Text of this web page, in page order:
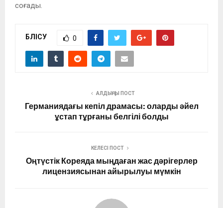
соғады.
БӨЛІСУ 0
АЛДЫҢҒЫ ПОСТ
Германиядағы кепіл драмасы: оларды әйел
ұстап тұрғаны белгілі болды
КЕЛЕСІ ПОСТ
Оңтүстік Кореяда мыңдаған жас дәрігерлер
лицензиясынан айырылуы мүмкін